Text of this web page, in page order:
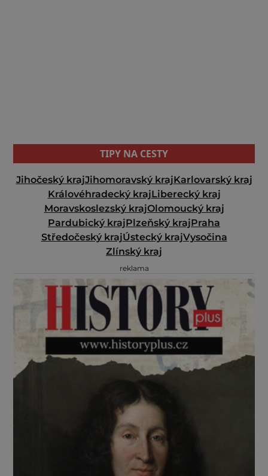
TIPY NA CESTY
Jihočeský krajJihomoravský krajKarlovarský kraj
Královéhradecký krajLiberecký kraj
Moravskoslezský krajOlomoucký kraj
Pardubický krajPlzeňský krajPraha
Středočeský krajÚstecký krajVysočina
Zlínský kraj
reklama